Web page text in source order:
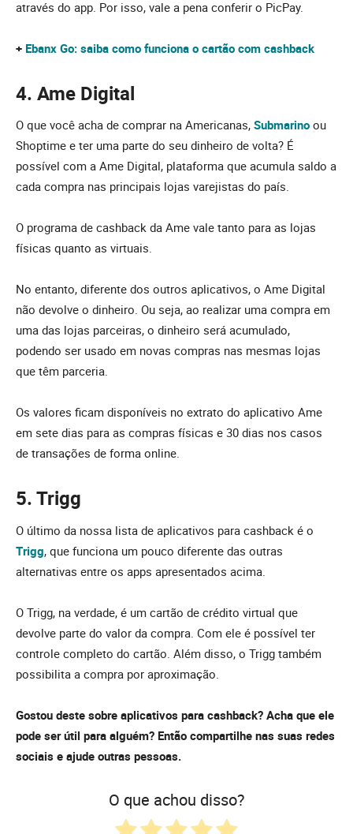
através do app. Por isso, vale a pena conferir o PicPay.
+ Ebanx Go: saiba como funciona o cartão com cashback
4. Ame Digital
O que você acha de comprar na Americanas, Submarino ou
Shoptime e ter uma parte do seu dinheiro de volta? É
possível com a Ame Digital, plataforma que acumula saldo a
cada compra nas principais lojas varejistas do país.
O programa de cashback da Ame vale tanto para as lojas
físicas quanto as virtuais.
No entanto, diferente dos outros aplicativos, o Ame Digital
não devolve o dinheiro. Ou seja, ao realizar uma compra em
uma das lojas parceiras, o dinheiro será acumulado,
podendo ser usado em novas compras nas mesmas lojas
que têm parceria.
Os valores ficam disponíveis no extrato do aplicativo Ame
em sete dias para as compras físicas e 30 dias nos casos
de transações de forma online.
5. Trigg
O último da nossa lista de aplicativos para cashback é o
Trigg, que funciona um pouco diferente das outras
alternativas entre os apps apresentados acima.
O Trigg, na verdade, é um cartão de crédito virtual que
devolve parte do valor da compra. Com ele é possível ter
controle completo do cartão. Além disso, o Trigg também
possibilita a compra por aproximação.
Gostou deste sobre aplicativos para cashback? Acha que ele
pode ser útil para alguém? Então compartilhe nas suas redes
sociais e ajude outras pessoas.
O que achou disso?